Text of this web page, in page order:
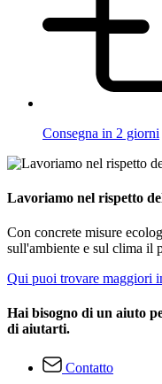
Consegna in 2 giorni
Lavoriamo nel rispetto
Con concrete misure
sull'ambiente e sul clima il
Qui puoi trovare maggiori
Hai bisogno di un aiuto
di aiutarti.
Contatto